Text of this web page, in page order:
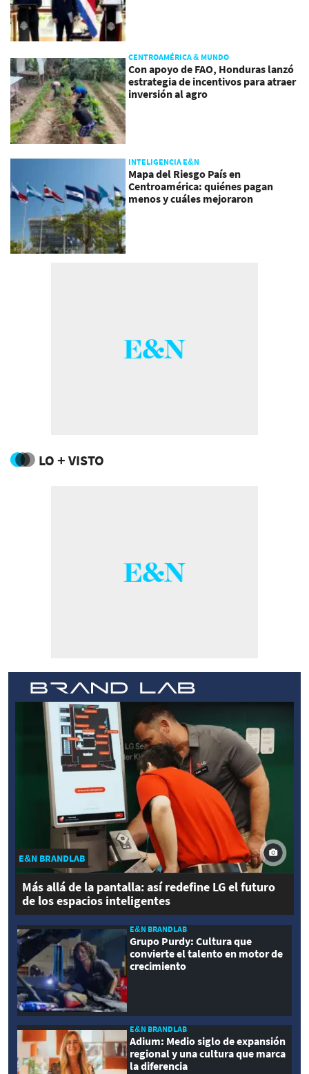
CENTROAMÉRICA & MUNDO
Con apoyo de FAO, Honduras lanzó
estrategia de incentivos para atraer
inversión al agro
INTELIGENCIA E&N
Mapa del Riesgo País en
Centroamérica: quiénes pagan
menos y cuáles mejoraron
LO + VISTO
E&N BRANDLAB
Más allá de la pantalla: así redefine LG el futuro
de los espacios inteligentes
E&N BRANDLAB
Grupo Purdy: Cultura que
convierte el talento en motor de
crecimiento
E&N BRANDLAB
Adium: Medio siglo de expansión
regional y una cultura que marca
la diferencia